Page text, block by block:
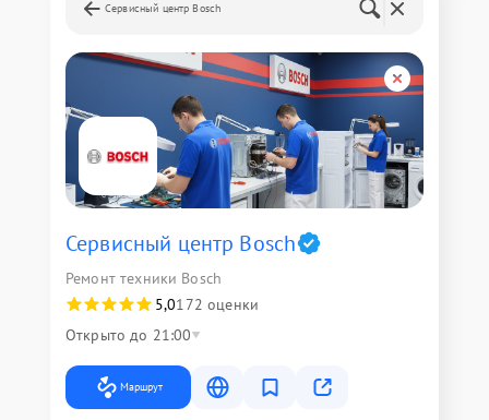
Сервисный центр Bosch
Сервисный центр Bosch
Ремонт техники Bosch
5,0172 оценки
Открыто до 21:00
Маршрут